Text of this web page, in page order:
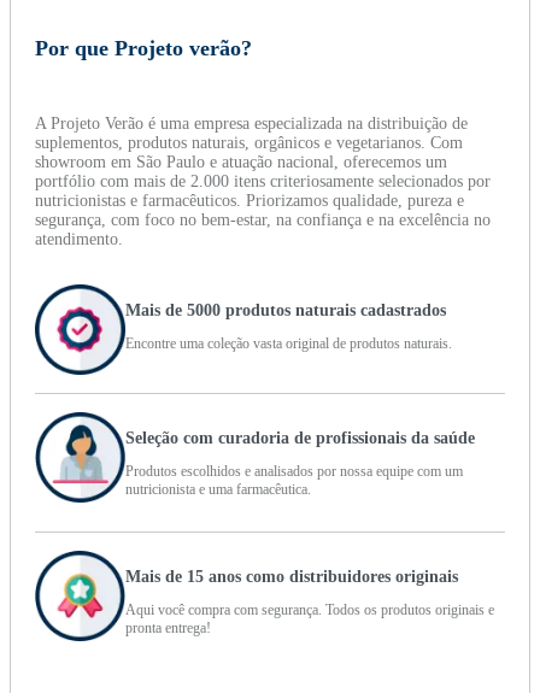
Por que Projeto verão?
A Projeto Verão é uma empresa especializada na distribuição de
suplementos, produtos naturais, orgânicos e vegetarianos. Com
showroom em São Paulo e atuação nacional, oferecemos um
portfólio com mais de 2.000 itens criteriosamente selecionados por
nutricionistas e farmacêuticos. Priorizamos qualidade, pureza e
segurança, com foco no bem-estar, na confiança e na excelência no
atendimento.
Mais de 5000 produtos naturais cadastrados
Encontre uma coleção vasta original de produtos naturais.
Seleção com curadoria de profissionais da saúde
Produtos escolhidos e analisados por nossa equipe com um
nutricionista e uma farmacêutica.
Mais de 15 anos como distribuidores originais
Aqui você compra com segurança. Todos os produtos originais e
pronta entrega!